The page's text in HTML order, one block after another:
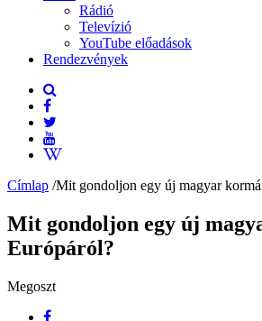
Rádió
Televízió
YouTube előadások
Rendezvények
Címlap /Mit gondoljon egy új magyar
Mit gondoljon egy új
Európáról?
Megoszt